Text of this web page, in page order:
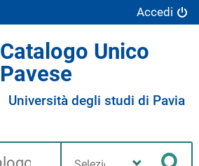
Accedi
Catalogo Unico
Pavese
Università degli studi di Pavia